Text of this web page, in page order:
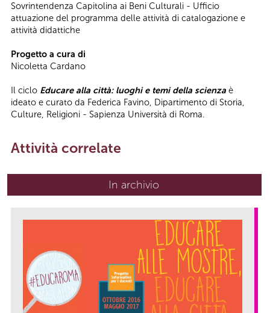
Sovrintendenza Capitolina ai Beni Culturali - Ufficio
attuazione del programma delle attività di catalogazione e
attività didattiche
Progetto a cura di
Nicoletta Cardano
Il ciclo Educare alla città: luoghi e temi della scienza è
ideato e curato da Federica Favino, Dipartimento di Storia,
Culture, Religioni - Sapienza Università di Roma.
Attività correlate
In archivio